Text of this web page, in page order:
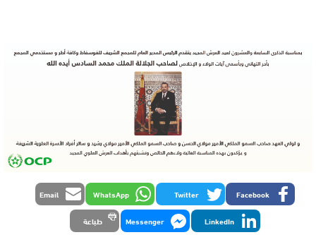
Facebook
Twitter
WhatsApp
Email
LinkedIn
Messenger طباعة